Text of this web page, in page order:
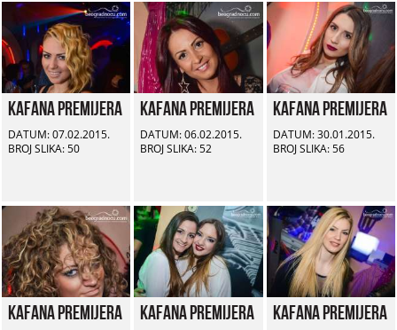
Kafana Premijera
DATUM: 07.02.2015.
BROJ SLIKA: 50
Kafana Premijera
DATUM: 06.02.2015.
BROJ SLIKA: 52
Kafana Premijera
DATUM: 30.01.2015.
BROJ SLIKA: 56
Kafana Premijera Kafana Premijera Kafana Premijera